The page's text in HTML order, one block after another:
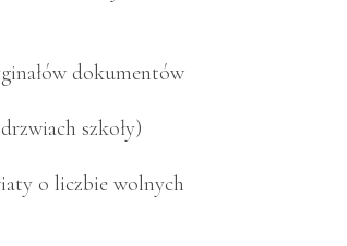
dokumentów
szkoły)
o liczbie wolnych